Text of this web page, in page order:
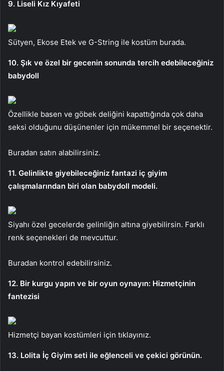
9. Liseli Kız Kıyafeti
Sütyen, Ekose Etek ve G-String ile kostüm burada.
10. Şık ve özel bir gecenin sonunda tercih edebileceğiniz
babydoll
Özellikle basen ve göbek deliğini kapattığında çok daha
seksi olduğunu düşünenler için mükemmel bir seçenektir.
Buradan satın alabilirsiniz.
11. Gelinlikte giyebileceğiniz fantazi iç giyim
çalışmalarından biri olan babydoll modeli.
Siyahı özel gecelerde gelinliğin altına giyebilirsin. Farklı
renk seçenekleri de mevcuttur.
Buradan kontrol edebilirsiniz.
12. Bir kurgu yapın ve bir oyun oynayın: Hizmetçinin
fantezisi
Hizmetçi bayan kostümleri için tıklayınız.
13. Lolita İç Giyim seti ile eğlenceli ve çekici görünün.